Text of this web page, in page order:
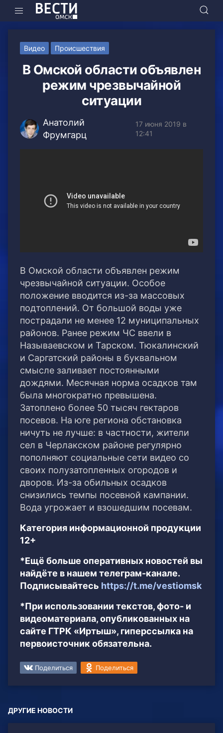
Видео Происшествия
В Омской области объявлен
режим чрезвычайной
ситуации
Анатолий
Фрумгарц
17 июня 2019 в
12:41
В Омской области объявлен режим
чрезвычайной ситуации. Особое
положение вводится из-за массовых
подтоплений. От большой воды уже
пострадали не менее 12 муниципальных
районов. Ранее режим ЧС ввели в
Называевском и Тарском. Тюкалинский
и Саргатский районы в буквальном
смысле заливает постоянными
дождями. Месячная норма осадков там
была многократно превышена.
Затоплено более 50 тысяч гектаров
посевов. На юге региона обстановка
ничуть не лучше: в частности, жители
сел в Черлакском районе регулярно
пополняют социальные сети видео со
своих полузатопленных огородов и
дворов. Из-за обильных осадков
снизились темпы посевной кампании.
Вода угрожает и взошедшим посевам.
Категория информационной продукции
12+
*Ещё больше оперативных новостей вы
найдёте в нашем телеграм-канале.
Подписывайтесь https://t.me/vestiomsk
*При использовании текстов, фото- и
видеоматериала, опубликованных на
сайте ГТРК «Иртыш», гиперссылка на
первоисточник обязательна.
Поделиться Поделиться
ДРУГИЕ НОВОСТИ